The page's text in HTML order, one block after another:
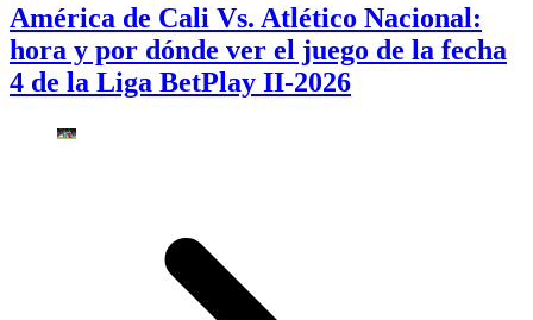
América de Cali Vs. Atlético Nacional:
hora y por dónde ver el juego de la fecha
4 de la Liga BetPlay II-2026